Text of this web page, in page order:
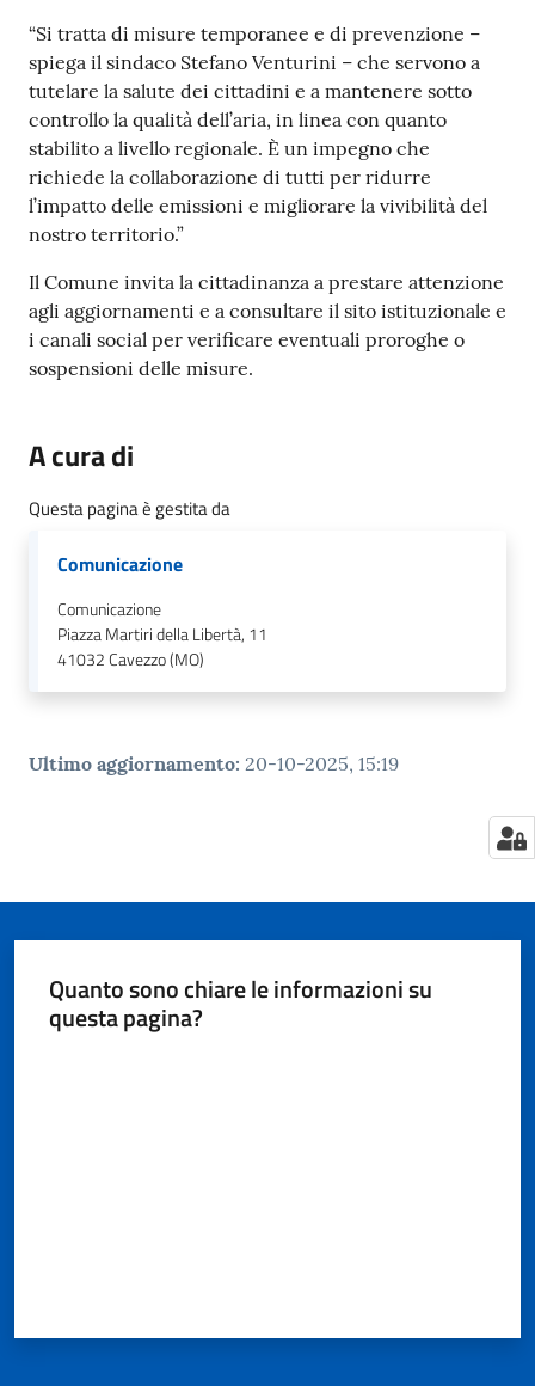
“Si tratta di misure temporanee e di prevenzione –
spiega il sindaco Stefano Venturini – che servono a
tutelare la salute dei cittadini e a mantenere sotto
controllo la qualità dell’aria, in linea con quanto
stabilito a livello regionale. È un impegno che
richiede la collaborazione di tutti per ridurre
l’impatto delle emissioni e migliorare la vivibilità del
nostro territorio.”
Il Comune invita la cittadinanza a prestare attenzione
agli aggiornamenti e a consultare il sito istituzionale e
i canali social per verificare eventuali proroghe o
sospensioni delle misure.
A cura di
Questa pagina è gestita da
Comunicazione
Comunicazione
Piazza Martiri della Libertà, 11
41032Cavezzo (MO)
Ultimo aggiornamento: 20-10-2025, 15:19
Quanto sono chiare le informazioni su
questa pagina?